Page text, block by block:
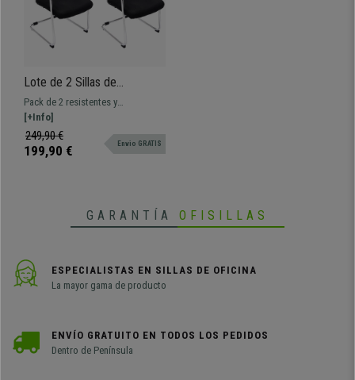
Lote de 2 Sillas de
Confidente BREMEN,
Estructura Metálica, en Malla
Transpirable color Negro /
Gris
Pack de 2 resistentes y
confortables sillas de confidente
BREMEN. Tapizadas en malla
transpirable disponible en varios
[+Info]
249,90 €
199,90 € Envio GRATIS
GARANTÍA OFISILLAS
ESPECIALISTAS EN SILLAS DE OFICINA
La mayor gama de producto
ENVÍO GRATUITO EN TODOS LOS PEDIDOS
Dentro de Península